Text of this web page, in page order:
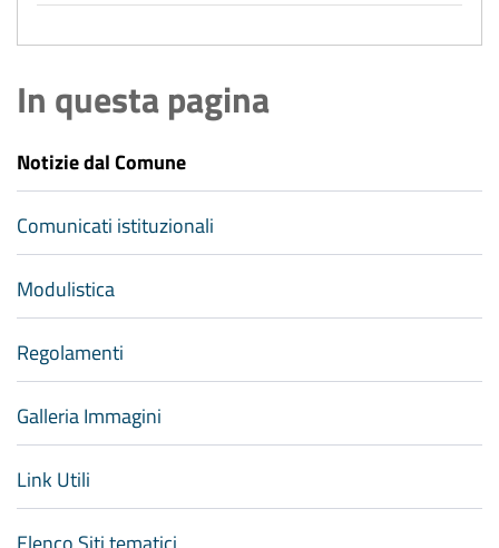
In questa pagina
Notizie dal Comune
Comunicati istituzionali
Modulistica
Regolamenti
Galleria Immagini
Link Utili